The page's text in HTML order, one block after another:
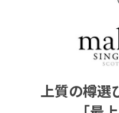
上質の樽選